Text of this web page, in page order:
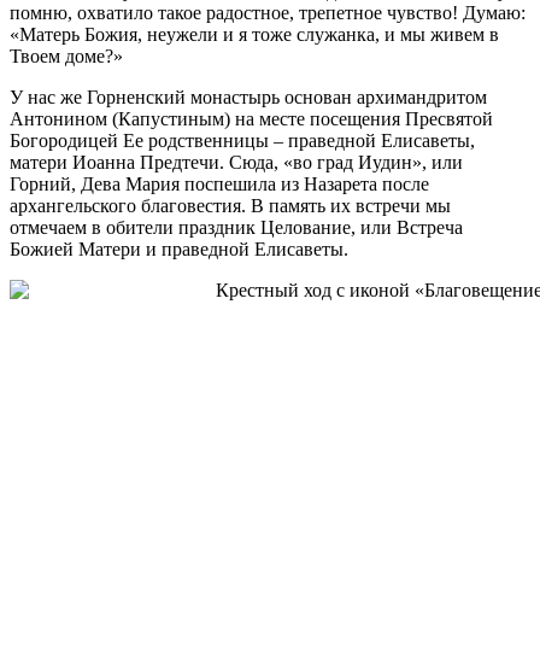
помню, охватило такое радостное, трепетное чувство! Думаю:
«Матерь Божия, неужели и я тоже служанка, и мы живем в
Твоем доме?»
У нас же Горненский монастырь основан архимандритом
Антонином (Капустиным) на месте посещения Пресвятой
Богородицей Ее родственницы – праведной Елисаветы,
матери Иоанна Предтечи. Сюда, «во град Иудин», или
Горний, Дева Мария поспешила из Назарета после
архангельского благовестия. В память их встречи мы
отмечаем в обители праздник Целование, или Встреча
Божией Матери и праведной Елисаветы.